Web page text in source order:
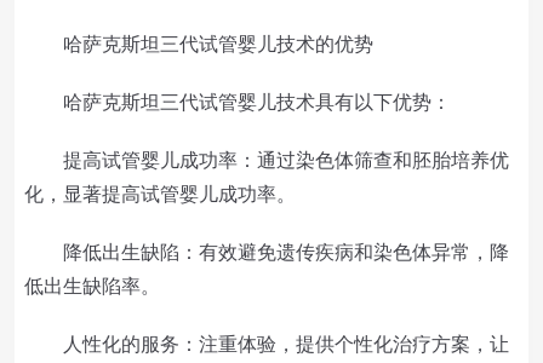
哈萨克斯坦三代试管婴儿技术的优势
哈萨克斯坦三代试管婴儿技术具有以下优势：
提高试管婴儿成功率：通过染色体筛查和胚胎培养优
化，显著提高试管婴儿成功率。
降低出生缺陷：有效避免遗传疾病和染色体异常，降
低出生缺陷率。
人性化的服务：注重体验，提供个性化治疗方案，让